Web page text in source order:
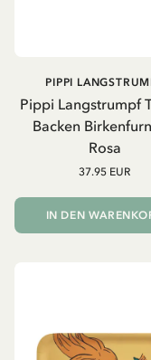
Pippi Langstrumpf
Backen
Rosa
PIPPI
37.95 EUR
IN DEN